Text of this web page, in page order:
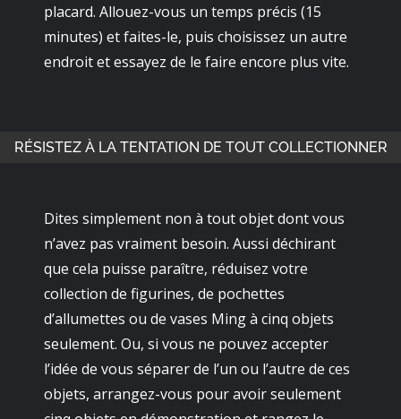
placard. Allouez-vous un temps précis (15
minutes) et faites-le, puis choisissez un autre
endroit et essayez de le faire encore plus vite.
RÉSISTEZ À LA TENTATION DE TOUT COLLECTIONNER
Dites simplement non à tout objet dont vous
n’avez pas vraiment besoin. Aussi déchirant
que cela puisse paraître, réduisez votre
collection de figurines, de pochettes
d’allumettes ou de vases Ming à cinq objets
seulement. Ou, si vous ne pouvez accepter
l’idée de vous séparer de l’un ou l’autre de ces
objets, arrangez-vous pour avoir seulement